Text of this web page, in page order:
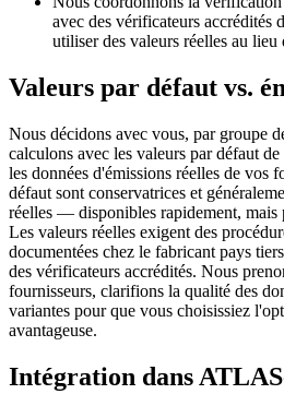
avec des vérificateurs accrédités
utiliser des valeurs réelles au lieu
Valeurs par défaut vs.
Nous décidons avec vous, par groupe
calculons avec les valeurs par défaut
les données d'émissions réelles de vos
défaut sont conservatrices et
réelles — disponibles rapidement, mais
Les valeurs réelles exigent des
documentées chez le fabricant pays
des vérificateurs accrédités. Nous
fournisseurs, clarifions la qualité des
variantes pour que vous choisissiez
avantageuse.
Intégration dans